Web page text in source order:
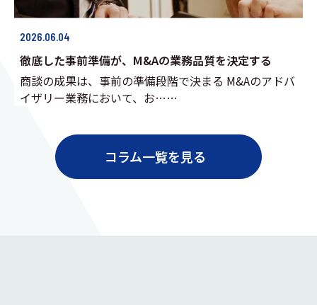
2026.06.04
徹底した事前準備が、M&Aの業務品質を決定する
商談の成果は、事前の準備段階で決まる M&Aのアドバ
イザリー業務において、お……
コラム一覧を見る